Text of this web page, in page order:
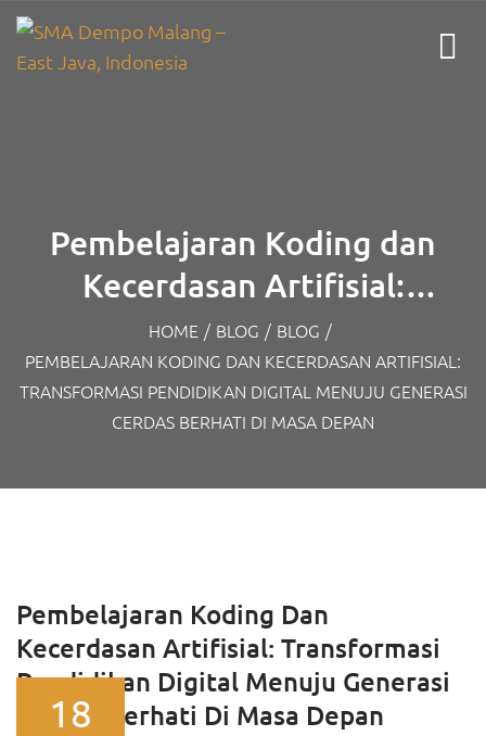
Pembelajaran Koding dan
Kecerdasan Artifisial:
Transformasi Pendidikan
Digital Menuju Generasi
Cerdas Berhati di Masa Depan
HOME / BLOG / BLOG /
PEMBELAJARAN KODING DAN KECERDASAN ARTIFISIAL:
TRANSFORMASI PENDIDIKAN DIGITAL MENUJU GENERASI
CERDAS BERHATI DI MASA DEPAN
Pembelajaran Koding Dan
Kecerdasan Artifisial: Transformasi
Pendidikan Digital Menuju Generasi
Cerdas Berhati Di Masa Depan
18